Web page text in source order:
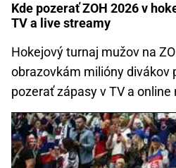
Kde pozerať ZOH 2026 v
TV a live streamy
Hokejový turnaj mužov na
obrazovkám milióny divákov
pozerať zápasy v TV a